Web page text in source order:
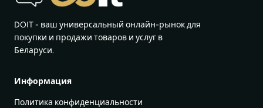
DOIT - ваш универсальный онлайн-рынок для
покупки и продажи товаров и услуг в
Беларуси.
Информация
Политика конфиденциальности